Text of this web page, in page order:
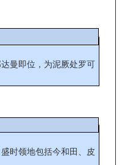
曼即位，为泥厥处罗可